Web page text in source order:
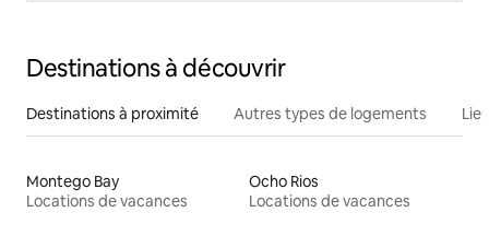
Destinations à découvrir
Destinations à proximité Autres types de logements
Montego Bay
Locations de vacances
Ocho Rios
Locations de vacances